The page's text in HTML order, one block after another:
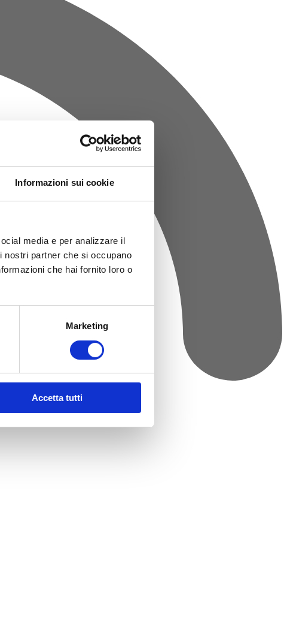
Informazioni sui cookie
media e per analizzare il
nostri partner che si occupano
che hai fornito loro o
Marketing
Accetta tutti